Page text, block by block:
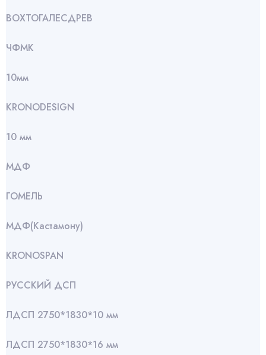
ВОХТОГАЛЕСДРЕВ
ЧФМК
10мм
KRONODESIGN
10 мм
МДФ
ГОМЕЛЬ
МДФ(Кастамону)
KRONOSPAN
РУССКИЙ ДСП
ЛДСП 2750*1830*10 мм
ЛДСП 2750*1830*16 мм